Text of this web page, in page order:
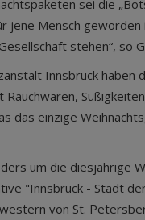
sei die
jene Mensch geworden
stehen“, so
Innsbruck haben
das einzige
um die diesjährige
"Innsbruck - Stadt
von St.